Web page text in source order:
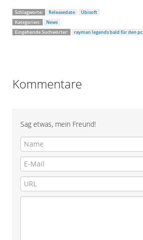
Schlagworte: Releasedate
Ubisoft
Kategorien:
News
Eingehende Suchwörter:
rayman legends bald für den pc
Kommentare
Sag etwas, mein Freund!